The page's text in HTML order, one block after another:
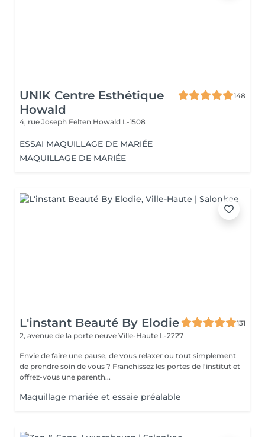
UNIK Centre Esthétique
Howald
148
4, rue Joseph Felten Howald L-1508
ESSAI MAQUILLAGE DE MARIÉE
MAQUILLAGE DE MARIÉE
L'instant Beauté By Elodie
131
2, avenue de la porte neuve Ville-Haute L-2227
Envie de faire une pause, de vous relaxer ou tout simplement
de prendre soin de vous ? Franchissez les portes de l'institut et
offrez-vous une parenth...
Maquillage mariée et essaie préalable